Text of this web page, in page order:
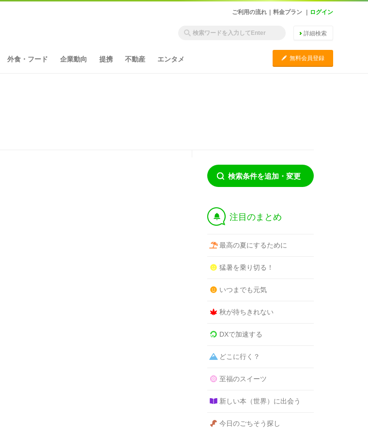
ご利用の流れ 料金プラン ログイン
詳細検索
外食・フード 企業動向 提携 不動産 エンタメ C 無料会員登録
検索条件を追加・変更
† 注目のまとめ
最高の夏にするために
猛暑を乗り切る！
いつまでも元気
秋が待ちきれない
DXで加速する
どこに行く？
至福のスイーツ
新しい本（世界）に出会う
今日のごちそう探し